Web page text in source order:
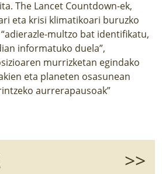
The Lancet Countdown-ek,
eta krisi klimatikoari buruzko
multzo bat identifikatu,
informatuko duela”,
murrizketan egindako
eta planeten osasunean
aurrerapausoak”
>>